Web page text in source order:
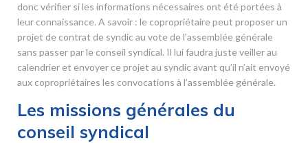
donc vérifier si les informations nécessaires ont été portées à
leur connaissance. A savoir : le copropriétaire peut proposer un
projet de contrat de syndic au vote de l’assemblée générale
sans passer par le conseil syndical. Il lui faudra juste veiller au
calendrier et envoyer ce projet au syndic avant qu’il n’ait envoyé
aux copropriétaires les convocations à l’assemblée générale.
Les missions générales du
conseil syndical